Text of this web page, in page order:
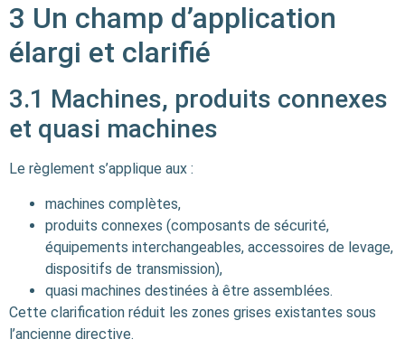
3 Un champ d’application
élargi et clarifié
3.1 Machines, produits connexes
et quasi machines
Le règlement s’applique aux :
machines complètes,
produits connexes (composants de sécurité,
équipements interchangeables, accessoires de levage,
dispositifs de transmission),
quasi machines destinées à être assemblées.
Cette clarification réduit les zones grises existantes sous
l’ancienne directive.